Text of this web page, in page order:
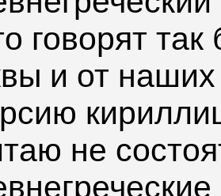
говорят
и от
не